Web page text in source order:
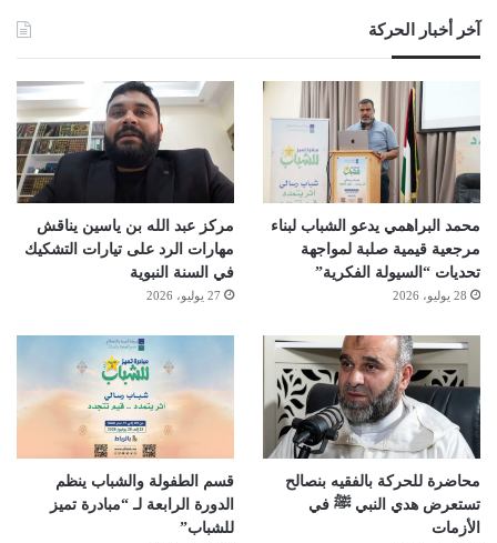
آخر أخبار الحركة
محمد البراهمي يدعو الشباب لبناء
مرجعية قيمية صلبة لمواجهة
تحديات “السيولة الفكرية”
28 يوليو، 2026
مركز عبد الله بن ياسين يناقش
مهارات الرد على تيارات التشكيك
في السنة النبوية
27 يوليو، 2026
محاضرة للحركة بالفقيه بنصالح
تستعرض هدي النبي ﷺ في
الأزمات
قسم الطفولة والشباب ينظم
الدورة الرابعة لـ “مبادرة تميز
للشباب”